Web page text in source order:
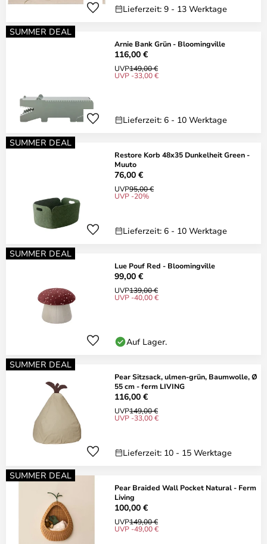
Lieferzeit: 9 - 13 Werktage
SUMMER DEAL
Arnie Bank Grün - Bloomingville
116,00 €
UVP149,00 €
UVP -33,00 €
Lieferzeit: 6 - 10 Werktage
SUMMER DEAL
Restore Korb 48x35 Dunkelheit Green -
Muuto
76,00 €
UVP95,00 €
UVP -20%
Lieferzeit: 6 - 10 Werktage
SUMMER DEAL
Lue Pouf Red - Bloomingville
99,00 €
UVP139,00 €
UVP -40,00 €
Auf Lager.
SUMMER DEAL
Pear Sitzsack, ulmen-grün, Baumwolle, Ø
55 cm - ferm LIVING
116,00 €
UVP149,00 €
UVP -33,00 €
Lieferzeit: 10 - 15 Werktage
SUMMER DEAL
Pear Braided Wall Pocket Natural - Ferm
Living
100,00 €
UVP149,00 €
UVP -49,00 €